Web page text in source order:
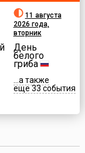
11 августа
2026 года,
вторник
День
белого
гриба
...а также
еще 33 события